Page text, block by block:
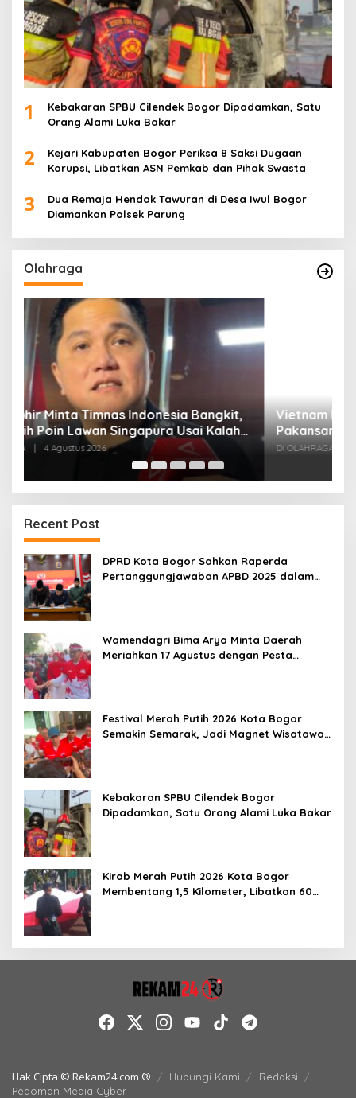
1
Kebakaran SPBU Cilendek Bogor Dipadamkan, Satu
Orang Alami Luka Bakar
2
Kejari Kabupaten Bogor Periksa 8 Saksi Dugaan
Korupsi, Libatkan ASN Pemkab dan Pihak Swasta
3
Dua Remaja Hendak Tawuran di Desa Iwul Bogor
Diamankan Polsek Parung
Olahraga
Vietnam Permalukan Indonesia 3-0 di
Pakansari, Garuda Gagal Manfaatkan Laga
Kandang
Di OLAHRAGA | 4 Agustus 2026
Recent Post
DPRD Kota Bogor Sahkan Raperda
Pertanggungjawaban APBD 2025 dalam
Wamendagri Bima Arya Minta Daerah
Meriahkan 17 Agustus dengan Pesta
Festival Merah Putih 2026 Kota Bogor
Semakin Semarak, Jadi Magnet Wisatawan
Kebakaran SPBU Cilendek Bogor
Dipadamkan, Satu Orang Alami Luka Bakar
Kirab Merah Putih 2026 Kota Bogor
Membentang 1,5 Kilometer, Libatkan 60
Hak Cipta © Rekam24.com ® Hubungi Kami
Redaksi
Pedoman Media Cyber